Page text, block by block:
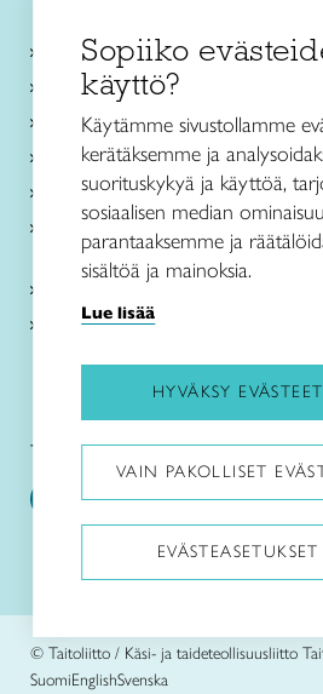
Käsityökurssit ja koulutus
Ajankohtaista
Käsityöohjeet
Me olemme Taito
Paikallinen toiminta
Verkkokaupat
Kirjaudu Arviin
Kirjaudu Taitocampukseen
Taitoliitto:
© Taitoliitto / Käsi- ja taideteollisuusliitto
SuomiEnglishSvenska
Sopiiko
käyttö?
Käytämme sivustollamme
kerätäksemme ja
suorituskykyä ja käyttöä,
sosiaalisen median
parantaaksemme ja
sisältöä ja mainoksia.
Lue lisää
HYVÄKSY EVÄSTEET
VAIN PAKOLLISET
EVÄSTEASETUKSET